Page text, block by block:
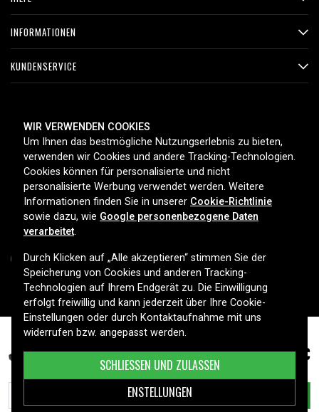
Beneheart R12, 11.1V, 5200mAh 59,99 €
IN DEN WARENKORB LEGEN
INFORMATIONEN
KUNDENSERVICE
ZAHLUNGSMETHODEN
LIEFEROPTIONEN
Copyright © 2026, Spares Nordic AB
WIR VERWENDEN COOKIES
Um Ihnen das bestmögliche Nutzungserlebnis zu bieten,
verwenden wir Cookies und andere Tracking-Technologien.
Cookies können für personalisierte und nicht
personalisierte Werbung verwendet werden. Weitere
Informationen finden Sie in unserer Cookie-Richtlinie
sowie dazu, wie Google personenbezogene Daten
verarbeitet.
Durch Klicken auf „Alle akzeptieren“ stimmen Sie der
Speicherung von Cookies und anderen Tracking-
Technologien auf Ihrem Endgerät zu. Die Einwilligung
erfolgt freiwillig und kann jederzeit über Ihre Cookie-
Einstellungen oder durch Kontaktaufnahme mit uns
widerrufen bzw. angepasst werden.
ENSTELLUNGEN
SCHLIESSEN UND ZULASSEN